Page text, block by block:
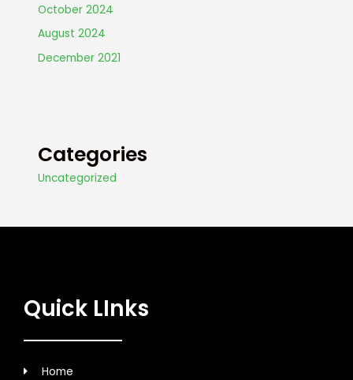
October 2024
August 2024
December 2021
Categories
Uncategorized
Quick LInks
Home